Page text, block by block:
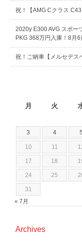
祝！【AMG Cクラス C43
2020y E300 AVG スポー
PKG 368万円入庫！8月6
祝！ご納車【メルセデス
月 火
3 4 5
10 11
17 18
24 25
31
« 7月
Archives